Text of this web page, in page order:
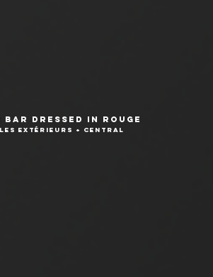
Dressed in Rouge
extérieurs + central